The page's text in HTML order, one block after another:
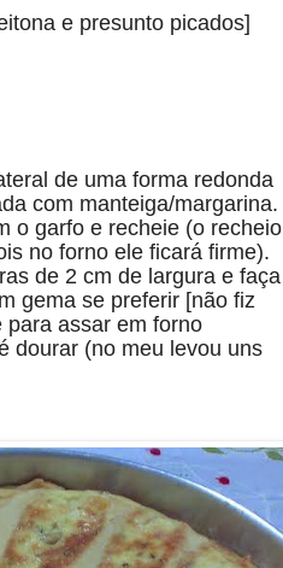
e presunto picados]
de uma forma redonda
com manteiga/margarina.
o garfo e recheie (o recheio
no forno ele ficará firme).
de 2 cm de largura e faça
gema se preferir [não fiz
para assar em forno
dourar (no meu levou uns